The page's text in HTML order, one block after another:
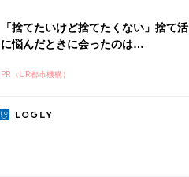
「捨てたいけど捨てたくない」捨て活
に悩んだときに会ったのは…
PR（UR都市機構）